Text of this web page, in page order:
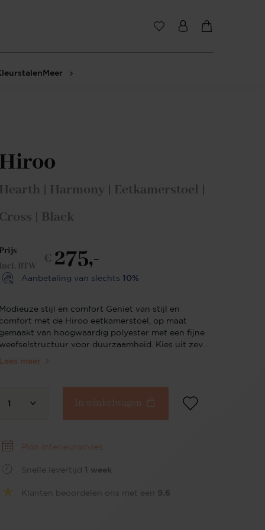
Meer
Hiroo
Hearth | Harmony | Eetkamerstoel |
Cross | Black
Prijs
Incl. BTW
€ 275,-
Aanbetaling van slechts 10%
Modieuze stijl en comfort Geniet van stijl en
comfort met de Hiroo eetkamerstoel, op maat
gemaakt van hoogwaardig polyester met een fijne
weefselstructuur voor duurzaamheid. Kies uit zeven
chique tinten, van de ingetogen elegantie van
Scandinavische setting, waardoor alledaagse diners
Hiroo eetensemble compleet te maken. Elegante
bekleding Kleed je eetruimte aan in moderne
elegantie met de hoogwaardige, fijngeweven
polyester bekleding van de Hiroo stoel. De gladde
textuur en veerkrachtige stof beloven
duurzaamheid en een zachte aanraking, waardoor
Lees meer
1 In winkelwagen
Plan interieuradvies
Snelle levertijd 1 week
Klanten beoordelen ons met een 9.6